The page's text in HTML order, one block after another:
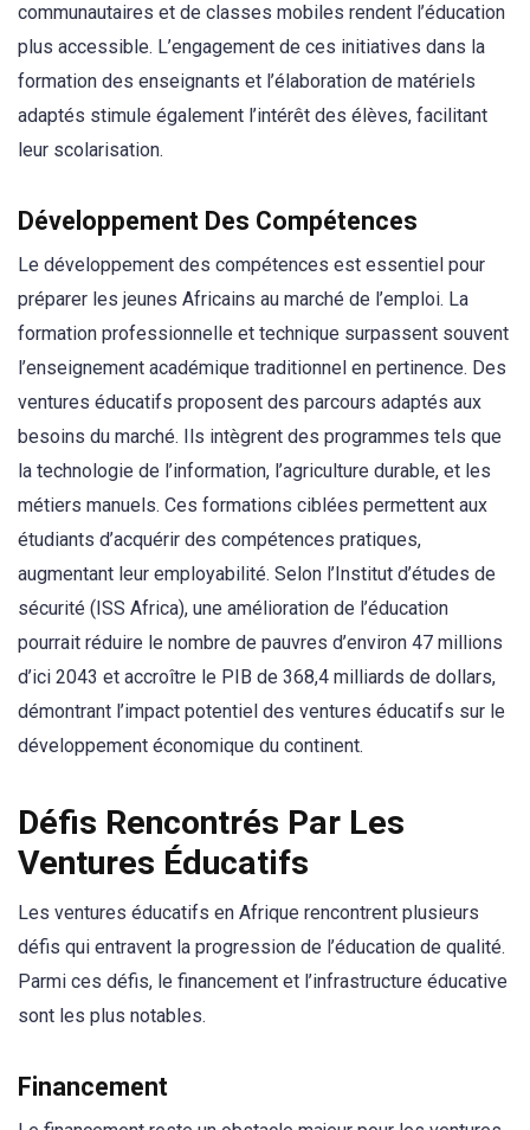
communautaires et de classes mobiles rendent l’éducation
plus accessible. L’engagement de ces initiatives dans la
formation des enseignants et l’élaboration de matériels
adaptés stimule également l’intérêt des élèves, facilitant
leur scolarisation.
Développement Des Compétences
Le développement des compétences est essentiel pour
préparer les jeunes Africains au marché de l’emploi. La
formation professionnelle et technique surpassent souvent
l’enseignement académique traditionnel en pertinence. Des
ventures éducatifs proposent des parcours adaptés aux
besoins du marché. Ils intègrent des programmes tels que
la technologie de l’information, l’agriculture durable, et les
métiers manuels. Ces formations ciblées permettent aux
étudiants d’acquérir des compétences pratiques,
augmentant leur employabilité. Selon l’Institut d’études de
sécurité (ISS Africa), une amélioration de l’éducation
pourrait réduire le nombre de pauvres d’environ 47 millions
d’ici 2043 et accroître le PIB de 368,4 milliards de dollars,
démontrant l’impact potentiel des ventures éducatifs sur le
développement économique du continent.
Défis Rencontrés Par Les
Ventures Éducatifs
Les ventures éducatifs en Afrique rencontrent plusieurs
défis qui entravent la progression de l’éducation de qualité.
Parmi ces défis, le financement et l’infrastructure éducative
sont les plus notables.
Financement